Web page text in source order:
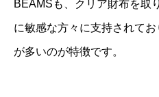
BEAMSも、クリア財布を取
に敏感な方々に支持されて
が多いのが特徴です。